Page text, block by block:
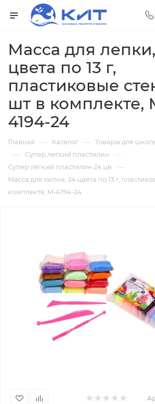
Mасса для
цвета по 13 г,
пластиковые
шт в комплекте,
4194-24
Главная — Каталог — Товары для
— Супер легкий пластилин —
Супер лёгкий пластилин 24 цв. —
Mасса для лепки, 24 цвета по 13 г,
комплекте, M-4194-24